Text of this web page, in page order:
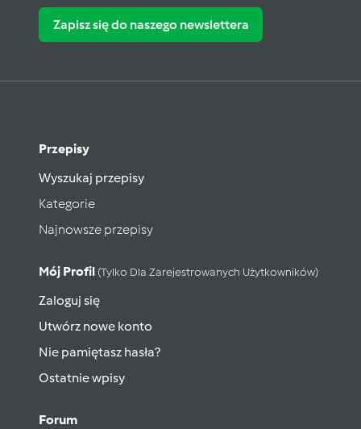
Zapisz się do naszego newslettera
Przepisy
Wyszukaj przepisy
Kategorie
Najnowsze przepisy
Mój Profil (tylko Dla Zarejestrowanych Użytkowników)
Zaloguj się
Utwórz nowe konto
Nie pamiętasz hasła?
Ostatnie wpisy
Forum